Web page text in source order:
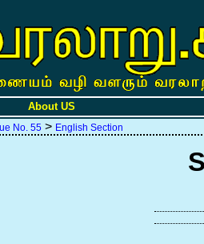
About US
No. 55 > English Section